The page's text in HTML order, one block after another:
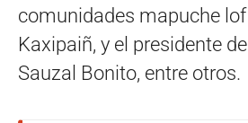
comunidades mapuche
Kaxipaiñ, y el presidente
Sauzal Bonito, entre otros.